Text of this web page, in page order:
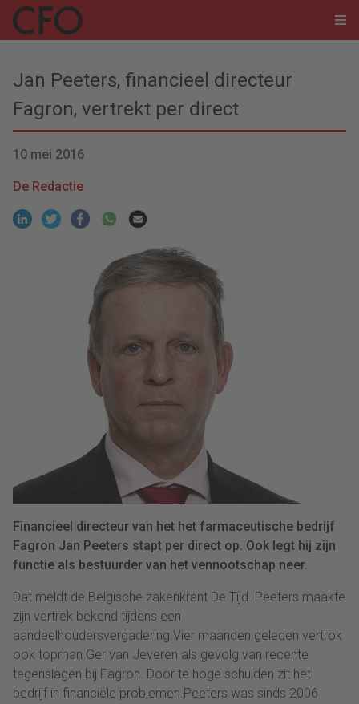
Jan Peeters, financieel directeur
Fagron, vertrekt per direct
10 mei 2016
De Redactie
Financieel directeur van het het farmaceutische bedrijf
Fagron Jan Peeters stapt per direct op. Ook legt hij zijn
functie als bestuurder van het vennootschap neer.
Dat meldt de Belgische zakenkrant De Tijd. Peeters maakte
zijn vertrek bekend tijdens een
aandeelhoudersvergadering.Vier maanden geleden vertrok
ook topman Ger van Jeveren als gevolg van recente
tegenslagen bij Fagron. Door te hoge schulden zit het
bedrijf in financiële problemen.Peeters was sinds 2006